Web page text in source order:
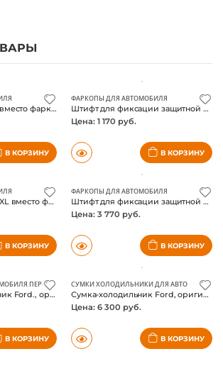
Ступенька защитная вместо фаркопа американского образца, Weathertech
В КОРЗИНУ
ФАРКОПЫ ДЛЯ АВТОМОБИЛЯ
Штифт для фиксации защитной ступеньки Weathertech
Цена: 1 170 руб.
В КОРЗИНУ
Ступенька защитная XL вместо фаркопа американского образца, Weathertech
В КОРЗИНУ
ФАРКОПЫ ДЛЯ АВТОМОБИЛЯ
Штифт для фиксации защитной ступеньки Weathertech, нержавейка, с защитой от кражи
Цена: 3 770 руб.
В КОРЗИНУ
ПЕРЕВОЗКА БАГАЖА
Органайзер в багажник Ford., оригинал
В КОРЗИНУ
СУМКИ ХОЛОДИЛЬНИКИ ДЛЯ АВТО
Сумка-холодильник Ford, оригинал
Цена: 6 300 руб.
В КОРЗИНУ